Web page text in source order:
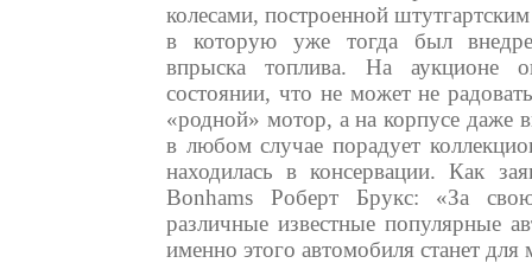
колесами, построенной
в которую уже тогда был
впрыска топлива. На аукционе
состоянии, что не может не
«родной» мотор, а на корпусе даже
в любом случае порадует
находилась в консервации. Как
Bonhams Роберт Брукс: «За
различные известные популярные
именно этого автомобиля станет